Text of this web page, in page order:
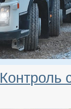
Контроль